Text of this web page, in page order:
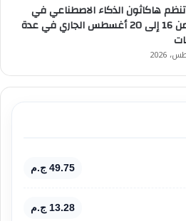
تنظم هاكاثون الذكاء الاصطناعي في
الفترة من 16 إلى 20 أغسطس الجاري في عدة
49.75 ج.م
13.28 ج.م